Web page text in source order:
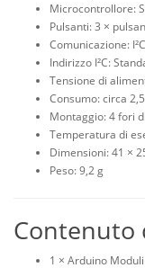
Microcontrollore:
Pulsanti: 3 ×
Comunicazione:
Indirizzo I²C:
Tensione di
Consumo: circa
Montaggio: 4 fori
Temperatura di
Dimensioni: 41 ×
Peso: 9,2 g
Contenuto
1 × Arduino